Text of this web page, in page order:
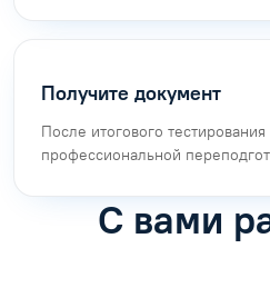
Получите документ
После итогового
профессиональной
С вами